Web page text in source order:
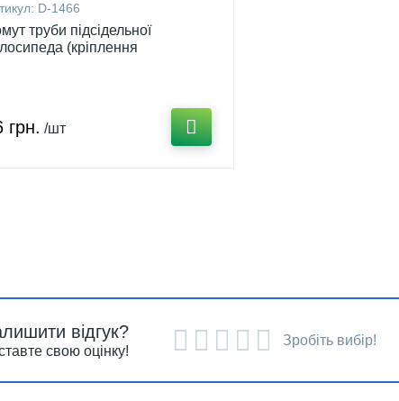
D-1466
труби підсідельної
(кріплення
грн. /шт
відгук?
свою оцінку!
Зробіть вибір!